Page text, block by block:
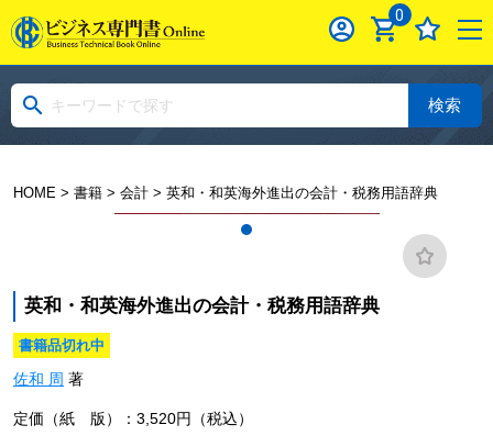
0
検索
HOME> 書籍> 会計> 英和・和英海外進出の会計・税務用語辞典
英和・和英海外進出の会計・税務用語辞典
書籍品切れ中
佐和 周 著
定価（紙 版）：3,520円（税込）